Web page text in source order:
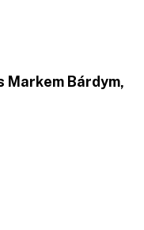
Markem Bárdym,